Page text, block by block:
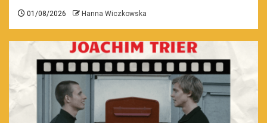
01/08/2026 Hanna Wiczkowska